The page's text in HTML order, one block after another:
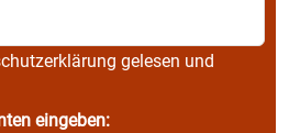
gelesen und
eingeben: